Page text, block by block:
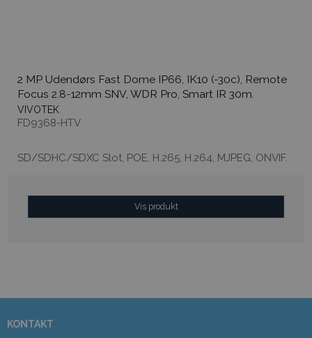
2 MP Udendørs Fast Dome IP66, IK10 (-30c), Remote
Focus 2.8-12mm SNV, WDR Pro, Smart IR 30m.
VIVOTEK
FD9368-HTV
SD/SDHC/SDXC Slot, POE, H.265, H.264, MJPEG, ONVIF.
Vis produkt
KONTAKT